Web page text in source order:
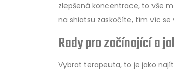
zlepšená koncentrace, to vše
na shiatsu zaskočíte, tím víc
Rady pro začínající a
Vybrat terapeuta, to je jako